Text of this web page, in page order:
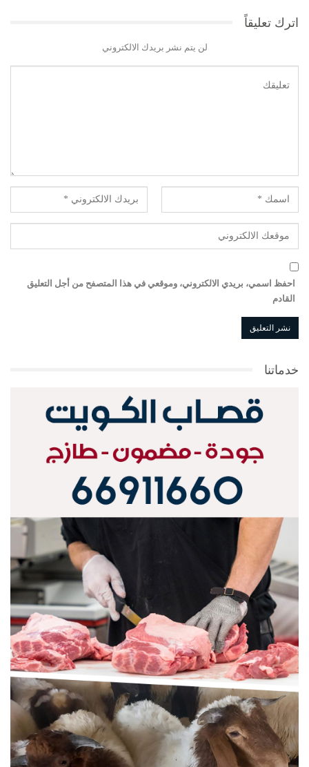
اترك تعليقاً
لن يتم نشر بريدك الالكتروني
احفظ اسمي، بريدي الالكتروني، وموقعي في هذا المتصفح من أجل التعليق
القادم
خدماتنا